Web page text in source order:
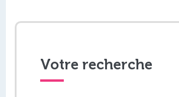
Votre recherche